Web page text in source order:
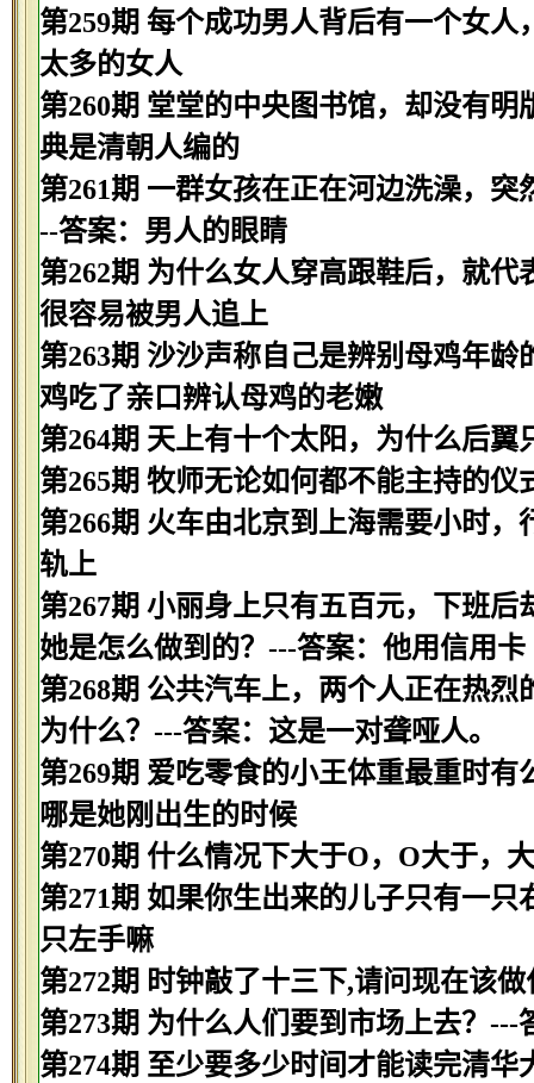
第259期 每个成功男人背后有一个女
太多的女人
第260期 堂堂的中央图书馆，却没有
典是清朝人编的
第261期 一群女孩在正在河边洗澡，
--答案：男人的眼睛
第262期 为什么女人穿高跟鞋后，就
很容易被男人追上
第263期 沙沙声称自己是辨别母鸡年
鸡吃了亲口辨认母鸡的老嫩
第264期 天上有十个太阳，为什么后
第265期 牧师无论如何都不能主持的
第266期 火车由北京到上海需要小时
轨上
第267期 小丽身上只有五百元，下班
她是怎么做到的？---答案：他用信用卡
第268期 公共汽车上，两个人正在热
为什么？---答案：这是一对聋哑人。
第269期 爱吃零食的小王体重最重时
哪是她刚出生的时候
第270期 什么情况下大于O，O大于，
第271期 如果你生出来的儿子只有一
只左手嘛
第272期 时钟敲了十三下,请问现在该
第273期 为什么人们要到市场上去？---
第274期 至少要多少时间才能读完清华